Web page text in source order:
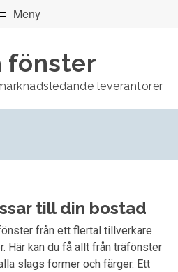
fönster
leverantörer
till din bostad
från ett flertal tillverkare
Här kan du få allt från träfönster
slags former och färger. Ett